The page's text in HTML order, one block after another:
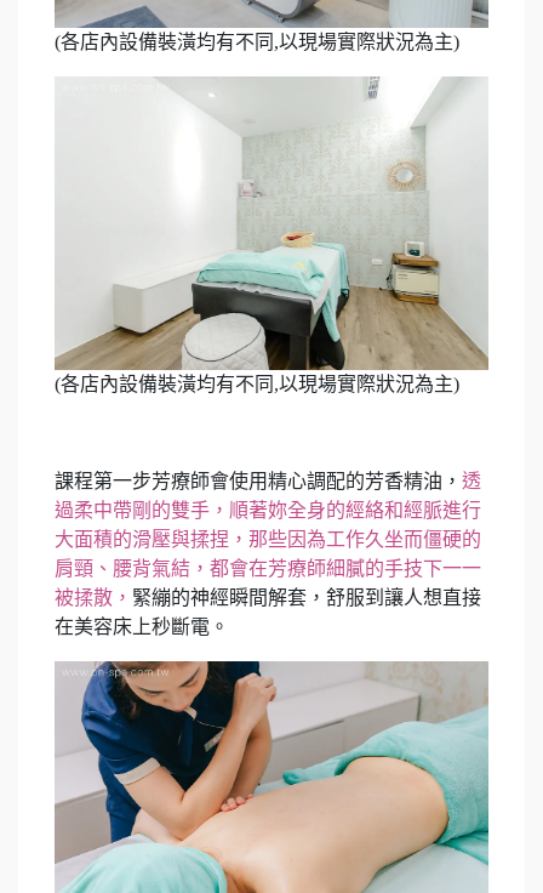
(各店內設備裝潢均有不同,以現場實際狀況為主)
(各店內設備裝潢均有不同,以現場實際狀況為主)
課程第一步芳療師會使用精心調配的芳香精油， 透
過柔中帶剛的雙手，順著妳全身的經絡和經脈進行
大面積的滑壓與揉捏，那些因為工作久坐而僵硬的
肩頸、腰背氣結，都會在芳療師細膩的手技下一一
被揉散， 緊繃的神經瞬間解套，舒服到讓人想直接
在美容床上秒斷電。